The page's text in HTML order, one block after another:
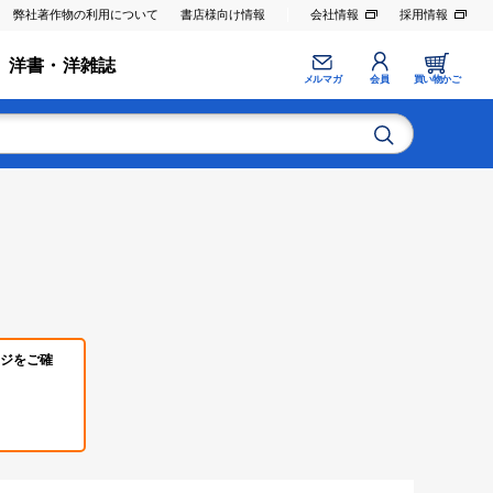
弊社著作物の利用について 書店様向け情報 会社情報 採用情報
洋書・洋雑誌
メルマガ 会員 買い物かご
をご確